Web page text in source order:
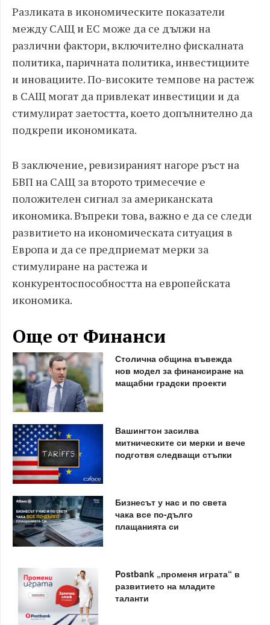
Разликата в икономическите показатели
между САЩ и ЕС може да се дължи на
различни фактори, включително фискалната
политика, паричната политика, инвестициите
и иновациите. По-високите темпове на растеж
в САЩ могат да привлекат инвестиции и да
стимулират заетостта, което допълнително да
подкрепи икономиката.
В заключение, ревизираният нагоре ръст на
БВП на САЩ за второто тримесечие е
положителен сигнал за американската
икономика. Въпреки това, важно е да се следи
развитието на икономическата ситуация в
Европа и да се предприемат мерки за
стимулиране на растежа и
конкурентоспособността на европейската
икономика.
Още от Финанси
Столична община въвежда
нов модел за финансиране на
мащабни градски проекти
Вашингтон засилва
митническите си мерки и вече
подготвя следващи стъпки
Бизнесът у нас и по света
чака все по-дълго
плащанията си
Postbank „променя играта“ в
развитието на младите
таланти